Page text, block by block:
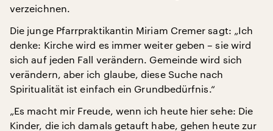
verzeichnen.
Die junge Pfarrpraktikantin Miriam Cremer sagt: „Ich
denke: Kirche wird es immer weiter geben – sie wird
sich auf jeden Fall verändern. Gemeinde wird sich
verändern, aber ich glaube, diese Suche nach
Spiritualität ist einfach ein Grundbedürfnis.“
„Es macht mir Freude, wenn ich heute hier sehe: Die
Kinder, die ich damals getauft habe, gehen heute zur